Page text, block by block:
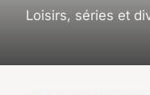
Loisirs, séries et